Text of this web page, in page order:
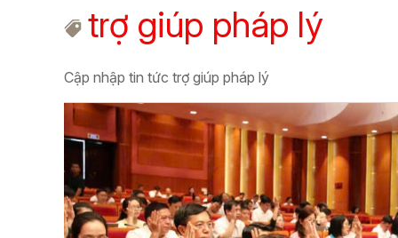
trợ giúp pháp lý
Cập nhập tin tức trợ giúp pháp lý